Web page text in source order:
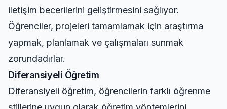
iletişim becerilerini geliştirmesini sağlıyor.
Öğrenciler, projeleri tamamlamak için araştırma
yapmak, planlamak ve çalışmaları sunmak
zorundadırlar.
Diferansiyeli Öğretim
Diferansiyeli öğretim, öğrencilerin farklı öğrenme